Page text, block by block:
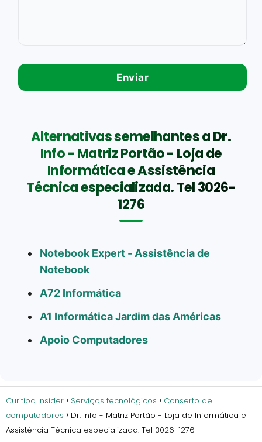
Alternativas semelhantes a Dr.
Info - Matriz Portão - Loja de
Informática e Assistência
Técnica especializada. Tel 3026-
1276
Notebook Expert - Assistência de
Notebook
A72 Informática
A1 Informática Jardim das Américas
Apoio Computadores
Curitiba Insider Serviços tecnológicos
Conserto de
computadores
Dr. Info - Matriz Portão - Loja de Informática e
Assistência Técnica especializada. Tel 3026-1276